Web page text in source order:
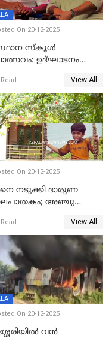
On 20-12-2025
സ്കൂൾ
ഉദ്ഘാടനം
View All
On 20-12-2025
നടുക്കി ദാരുണ
അഞ്ചു
കൊന്നു
View All
On 20-12-2025
വൻ